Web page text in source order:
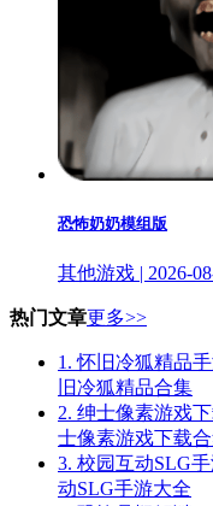
恐怖奶奶模组版
其他游戏 | 2026-
热门文章更多>>
1. 怀旧冷狐精品
旧冷狐精品合集
2. 绅士像素游戏
士像素游戏下载
3. 校园互动SLG
动SLG手游大全